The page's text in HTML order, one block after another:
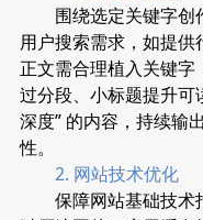
围绕选定关键字创
用户搜索需求，如提供
正文需合理植入关键
过分段、小标题提升可
深度” 的内容，持续输
性。
2. 网站技术优化
保障网站基础技术